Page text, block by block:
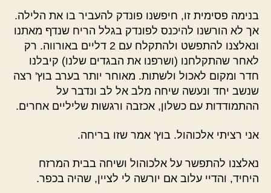
בנימה פסימית זו, חיפשנו פונדק להעביר בו את הלילה.
אך לא הורשנו להיכנס לפונדק בגלל הריח שנדף מאתנו
ונאלצנו להתפשט ולהתקלח עם 2 דליים באורווה. רק
לאחר שהתקלחנו (ושרפנו את הבגדים שלנו) קיבלנו
חדר ומקום לאכול ולשתות. מאוחר יותר בערב בוץ' רצה
שנשב יחד ונעשה שיחה מלב אל לב ונדבר על
ההתמודדות עם כשלון, אכזבה ורגשות שליליים אחרים.
אני רציתי אלכוהול. בוץ' אמר שזו בריחה.
נאלצנו להתפשר על אלכוהול ושיחה בבית המרזח
היחיד, והדיי עלוב אם יורשה לי לציין, שהיה בכפר.